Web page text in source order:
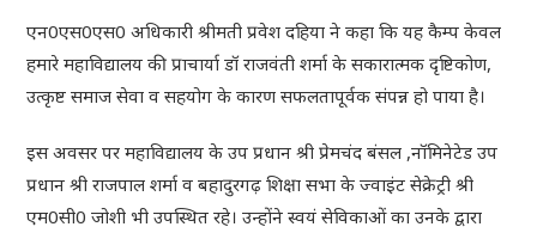
एन0एस0एस0 अधिकारी श्रीमती प्रवेश दहिया ने कहा कि यह कैम्प केवल
हमारे महाविद्यालय की प्राचार्या डॉ राजव‌ंती शर्मा के सकारात्मक दृष्टिकोण,
उत्कृष्ट समाज सेवा व सहयोग के कारण सफलतापूर्वक संपन्न हो पाया है।
इस अवसर पर महाविद्यालय के उप प्रधान श्री प्रेमचंद बंसल ,नॉमिनेटेड उप
प्रधान श्री राजपाल शर्मा व बहादुरगढ़ शिक्षा सभा के ज्वाइंट सेक्रेट्री श्री
एम0सी0 जोशी भी उपस्थित रहे। उन्होंने स्वयं सेविकाओं का उनके द्वारा